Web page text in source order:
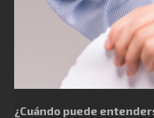
¿Cuándo puede